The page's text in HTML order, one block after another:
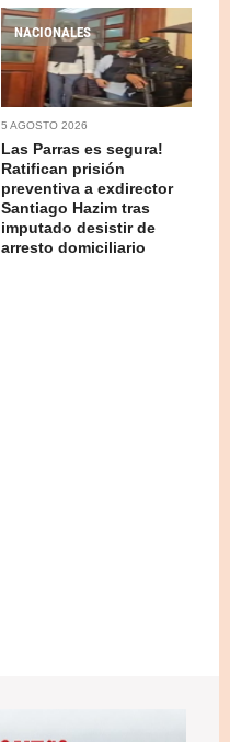
NACIONALES
5 AGOSTO 2026
Las Parras es segura!
Ratifican prisión
preventiva a exdirector
Santiago Hazim tras
imputado desistir de
arresto domiciliario